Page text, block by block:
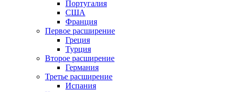
Португалия
США
Франция
Первое расширение
Греция
Турция
Второе расширение
Германия
Третье расширение
Испания